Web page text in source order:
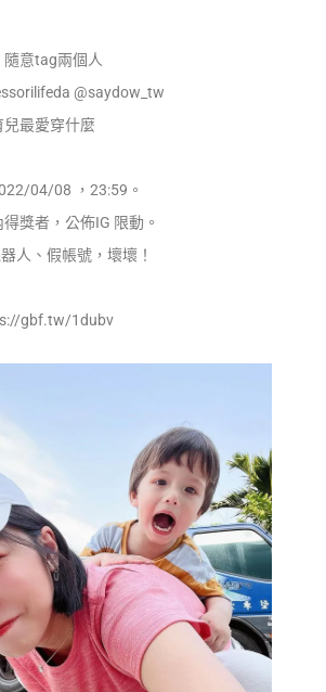
意tag兩個人
@saydow_tw
最愛穿什麼
04/08 ，23:59。
獎者，公佈IG 限動。
人、假帳號，壞壞！
gbf.tw/1dubv